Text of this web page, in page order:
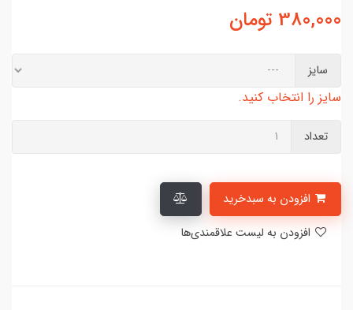
380,000 تومان
سایز
سایز را انتخاب کنید.
تعداد